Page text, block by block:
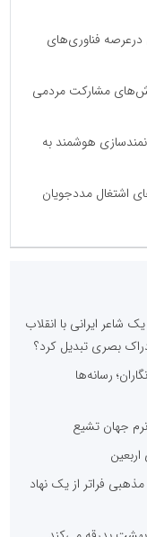
درعرصه فناوری‌های
مشارکت مردمی
هوشمند به
اشتغال مددجویان
شاعر ایرانی با انقلاب
بصری تبدیل کرد؟
رسانه‌ها
جهان تشیع
فراتر از یک نهاد